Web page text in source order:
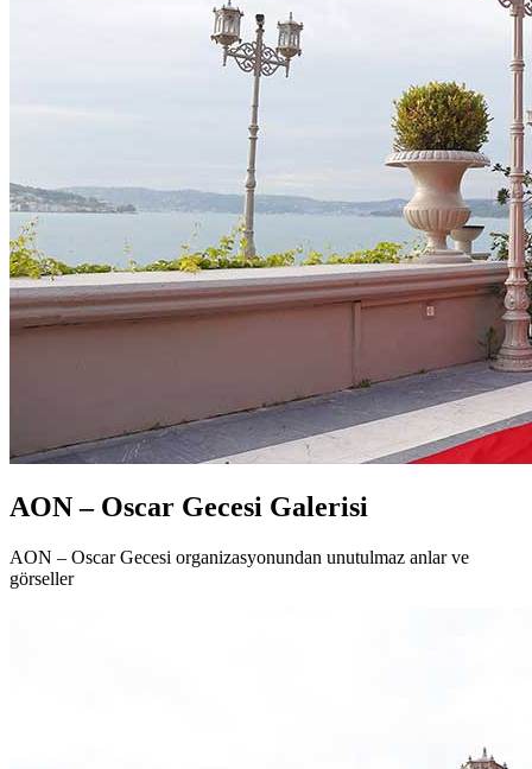
AON – Oscar Gecesi Galerisi
AON – Oscar Gecesi organizasyonundan unutulmaz anlar ve
görseller